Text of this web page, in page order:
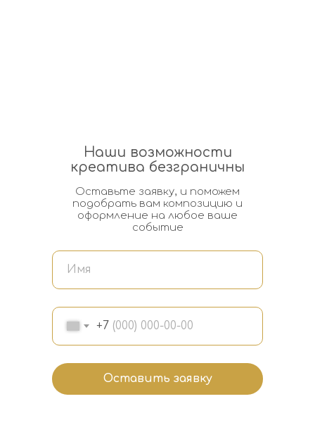
+7
Оставить заявку
Наши возможности
креатива безграничны
Оставьте заявку, и поможем
подобрать вам композицию и
оформление на любое ваше
событие